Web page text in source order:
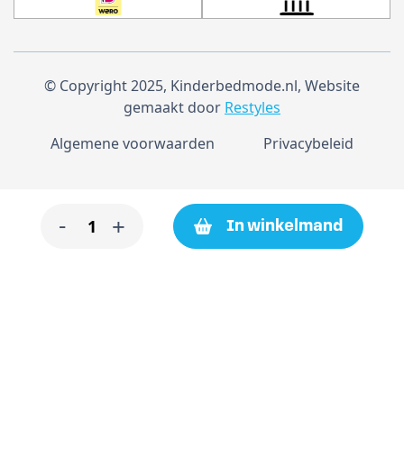
- + In winkelmand
© Copyright 2025, Kinderbedmode.nl, Website
gemaakt door Restyles
Algemene voorwaarden
Privacybeleid